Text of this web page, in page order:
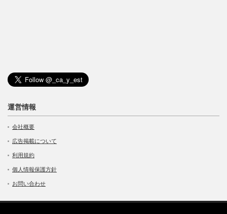
運営情報
会社概要
広告掲載について
利用規約
個人情報保護方針
お問い合わせ